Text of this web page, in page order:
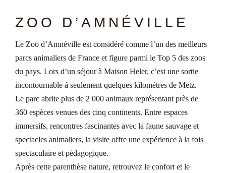
ZOO D’AMNÉVILLE
Le Zoo d’Amnéville est considéré comme l’un des meilleurs
parcs animaliers de France et figure parmi le Top 5 des zoos
du pays. Lors d’un séjour à Maison Heler, c’est une sortie
incontournable à seulement quelques kilomètres de Metz.
Le parc abrite plus de 2 000 animaux représentant près de
360 espèces venues des cinq continents. Entre espaces
immersifs, rencontres fascinantes avec la faune sauvage et
spectacles animaliers, la visite offre une expérience à la fois
spectaculaire et pédagogique.
Après cette parenthèse nature, retrouvez le confort et le